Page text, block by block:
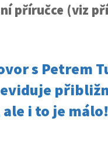
příručce (viz
s Petrem
i to je